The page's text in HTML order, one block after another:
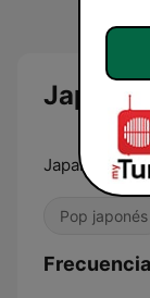
Japanese
Pop japonés